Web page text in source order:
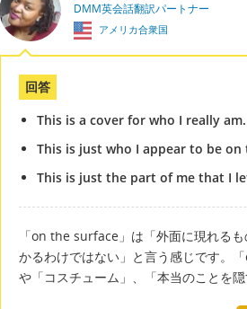
DMM英会話翻訳パートナー
アメリカ合衆国
回答
This is a cover for who I really am.
This is just who I appear to be on
This is just the part of me that I
「on the surface」は「外面に現れる
かるわけではない」と言う感じです。
や「コスチューム」、「本当のことを